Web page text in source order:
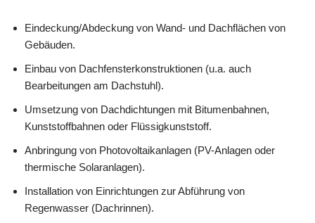
Eindeckung/Abdeckung von Wand- und Dachflächen von
Gebäuden.
Einbau von Dachfensterkonstruktionen (u.a. auch
Bearbeitungen am Dachstuhl).
Umsetzung von Dachdichtungen mit Bitumenbahnen,
Kunststoffbahnen oder Flüssigkunststoff.
Anbringung von Photovoltaikanlagen (PV-Anlagen oder
thermische Solaranlagen).
Installation von Einrichtungen zur Abführung von
Regenwasser (Dachrinnen).